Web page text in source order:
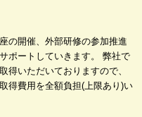
の開催、外部研修の参加推進
ポートしていきます。 弊社で
得いただいておりますので、
得費用を全額負担(上限あり)い